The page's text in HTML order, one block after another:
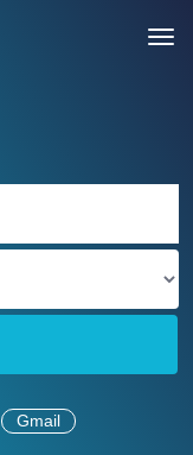
Gmail